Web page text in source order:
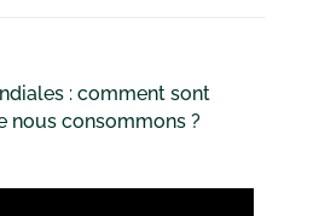
: comment sont
nous consommons ?